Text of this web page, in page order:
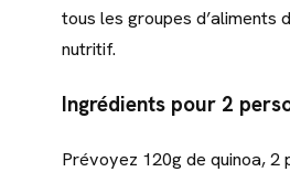
tous les groupes d’aliments
nutritif.
Ingrédients pour 2
Prévoyez 120g de quinoa, 2